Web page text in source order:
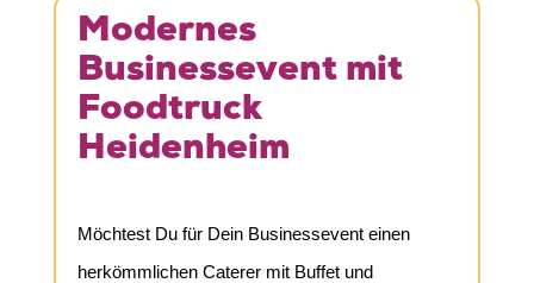
Modernes
Businessevent mit
Foodtruck
Heidenheim
Möchtest Du für Dein Businessevent einen
herkömmlichen Caterer mit Buffet und